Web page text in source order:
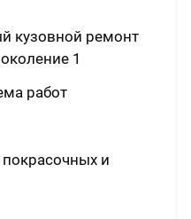
кузовной ремонт
1
работ
и